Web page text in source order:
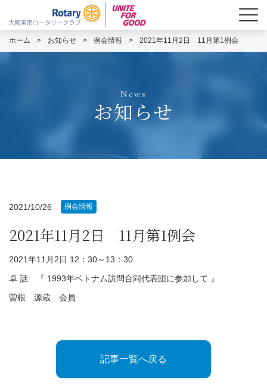
ホーム > お知らせ > 例会情報 > 2021年11月2日 11月第1例会
News
お知らせ
2021/10/26 例会情報
2021年11月2日 11月第1例会
2021年11月2日 12：30～13：30
卓 話 『 1993年ベトナム訪問合同代表団に参加して 』
曽根 源蔵 会員
記事一覧へ戻る